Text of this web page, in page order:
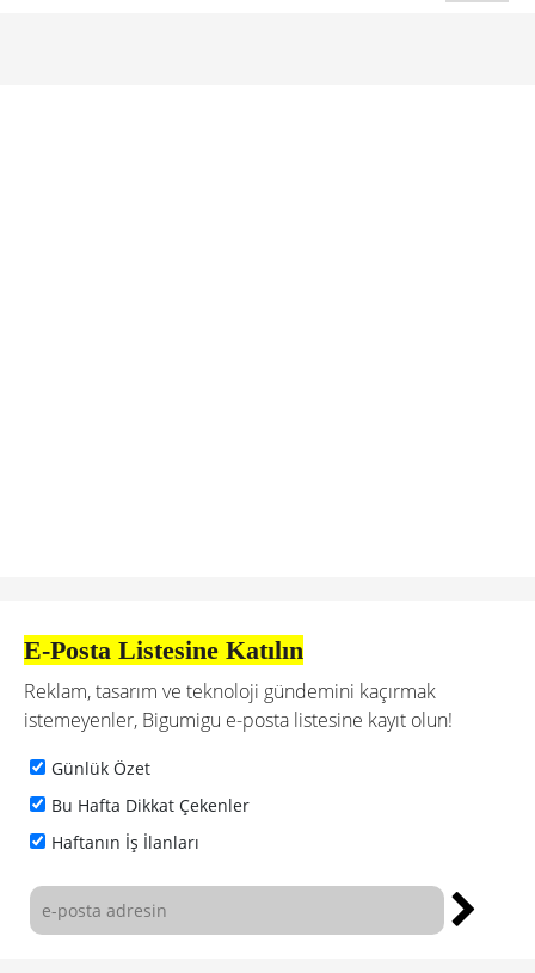
E-Posta Listesine Katılın
Reklam, tasarım ve teknoloji gündemini kaçırmak
istemeyenler, Bigumigu e-posta listesine kayıt olun!
Günlük Özet
Bu Hafta Dikkat Çekenler
Haftanın İş İlanları